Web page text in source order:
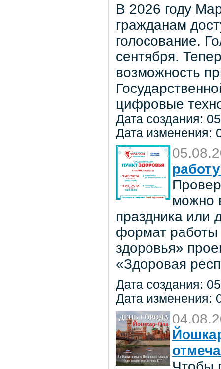
В 2026 году
гражданам
голосование.
сентября.
возможность
цифровые
Дата создания:
Дата изменения:
можно
праздника или
формат работы
здоровья»
«Здоровая
Дата создания:
Дата изменения: